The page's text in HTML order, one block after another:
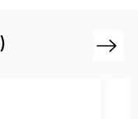
Next